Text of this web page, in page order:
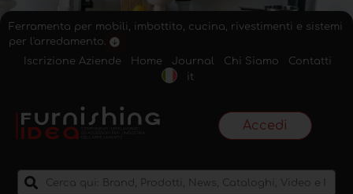
Ferramenta per mobili, imbottito, cucina, rivestimenti e sistemi
per l'arredamento.
Iscrizione Aziende
Home Journal Chi Siamo
Contatti
it
Accedi